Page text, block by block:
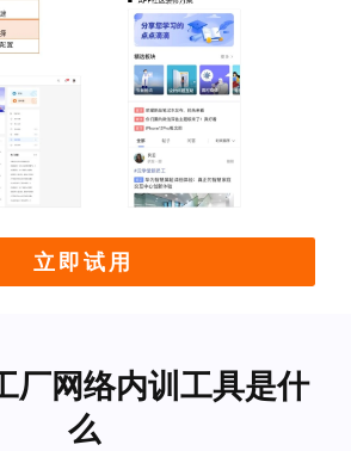
立即试用
厂网络内训工具是什
么